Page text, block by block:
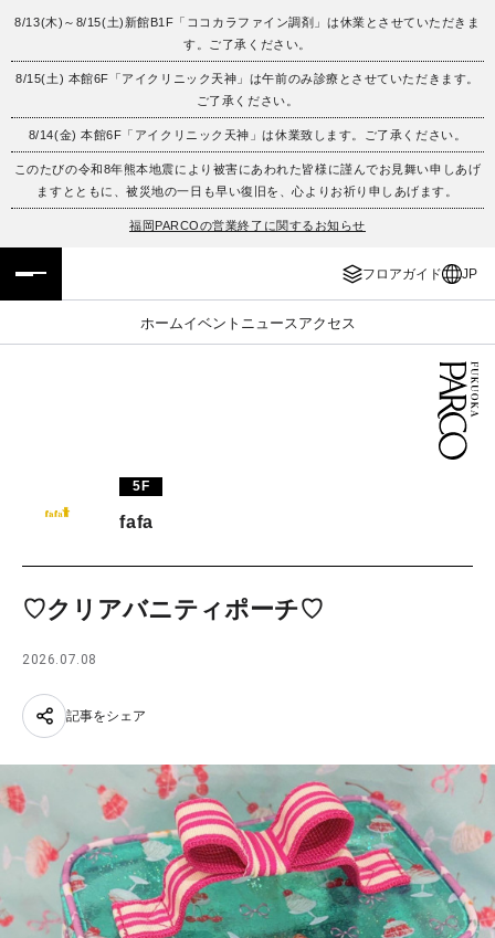
8/13(木)～8/15(土)新館B1F「ココカラファイン調剤」は休業とさせていただきま
す。ご了承ください。
8/15(土) 本館6F「アイクリニック天神」は午前のみ診療とさせていただきます。
ご了承ください。
8/14(金) 本館6F「アイクリニック天神」は休業致します。ご了承ください。
このたびの令和8年熊本地震により被害にあわれた皆様に謹んでお見舞い申しあげ
ますとともに、被災地の一日も早い復旧を、心よりお祈り申しあげます。
福岡PARCOの営業終了に関するお知らせ
フロアガイド JP
ホームイベント ニュース アクセス
フロアガイド
施設案内・アクセス
イベント・ポップアップ
レストラン・カフェ
ENGLISH
繁体字
簡体字
ภาษาไทย
5F
fafa
♡クリアバニティポーチ♡
2026.07.08
記事をシェア